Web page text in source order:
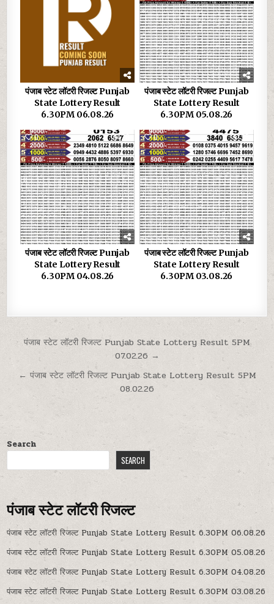
पंजाब स्टेट लॉटरी रिजल्ट Punjab
State Lottery Result
6.30PM 06.08.26
पंजाब स्टेट लॉटरी रिजल्ट Punjab
State Lottery Result
6.30PM 05.08.26
0 20
पंजाब स्टेट लॉटरी रिजल्ट Punjab
State Lottery Result
6.30PM 04.08.26
0 25
पंजाब स्टेट लॉटरी रिजल्ट Punjab
State Lottery Result
6.30PM 03.08.26
Post
navigation
पंजाब स्टेट लॉटरी रिजल्ट Punjab State Lottery Result 5PM
07.02.26 →
← पंजाब स्टेट लॉटरी रिजल्ट Punjab State Lottery Result 5PM
08.02.26
Search
SEARCH
पंजाब स्टेट लॉटरी रिजल्ट
पंजाब स्टेट लॉटरी रिजल्ट Punjab State Lottery Result 6.30PM 06.08.26
पंजाब स्टेट लॉटरी रिजल्ट Punjab State Lottery Result 6.30PM 05.08.26
पंजाब स्टेट लॉटरी रिजल्ट Punjab State Lottery Result 6.30PM 04.08.26
पंजाब स्टेट लॉटरी रिजल्ट Punjab State Lottery Result 6.30PM 03.08.26